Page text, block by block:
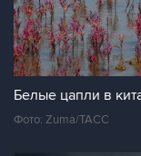
Белые цапли в
Фото: Zuma/ТАСС